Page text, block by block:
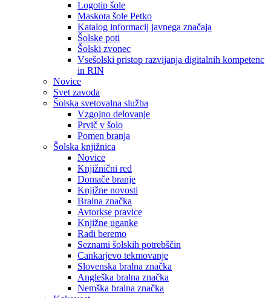
Logotip šole
Maskota šole Petko
Katalog informacij javnega značaja
Šolske poti
Šolski zvonec
Vsešolski pristop razvijanja digitalnih kompetenc
in RIN
Novice
Svet zavoda
Šolska svetovalna služba
Vzgojno delovanje
Prvič v šolo
Pomen branja
Šolska knjižnica
Novice
Knjižnični red
Domače branje
Knjižne novosti
Bralna značka
Avtorkse pravice
Knjižne uganke
Radi beremo
Seznami šolskih potrebščin
Cankarjevo tekmovanje
Slovenska bralna značka
Angleška bralna značka
Nemška bralna značka